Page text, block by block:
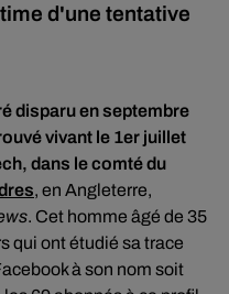
d'une tentative
disparu en septembre
vivant le 1er juillet
dans le comté du
, en Angleterre,
. Cet homme âgé de 35
qui ont étudié sa trace
à son nom soit